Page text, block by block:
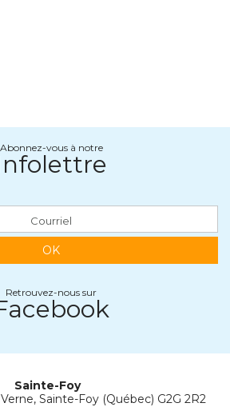
Abonnez-vous à notre
OK
Retrouvez-nous sur
Sainte-Foy
Sainte-Foy (Québec) G2G 2R2